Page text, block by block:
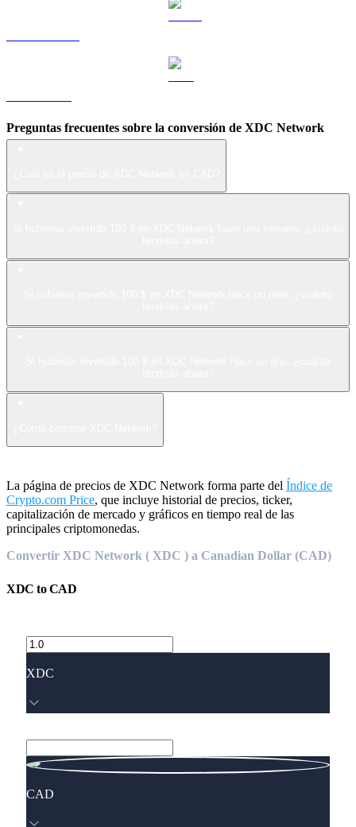
Preguntas frecuentes sobre la conversión de XDC Network
La página de precios de XDC Network forma parte del Índice de
Crypto.com Price, que incluye historial de precios, ticker,
capitalización de mercado y gráficos en tiempo real de las
principales criptomonedas.
Convertir XDC Network ( XDC ) a Canadian Dollar (CAD)
XDC toCAD
XDC
CAD